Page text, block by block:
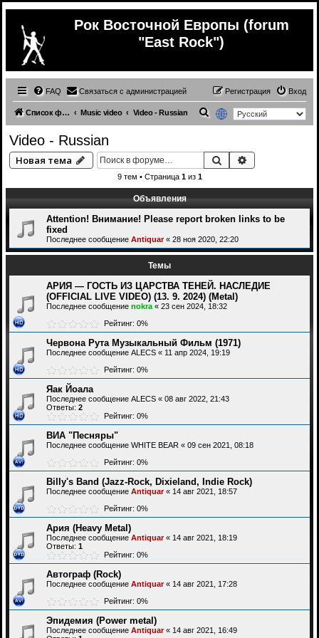
Рок Восточной Европы (forum
"East Rock")
FAQ Связаться с администрацией Вход
Регистрация
Список форумов Music video Video - Russian
с
Video - Russian
Новая тема Поиск
9 тем • Страница 1из 1
Объявления
Attention! Внимание! Please report broken links to be
fixed
Последнее сообщение Antiquar« 28 ноя 2020, 22:20
Темы
АРИЯ — ГОСТЬ ИЗ ЦАРСТВА ТЕНЕЙ. НАСЛЕДИЕ
(OFFICIAL LIVE VIDEO) (13. 9. 2024) (Metal)
Последнее сообщение nokra « 23 сен 2024, 18:32
Рейтинг: 0%
Червона Рута Музыкальный Фильм (1971)
Последнее сообщение ALECS « 11 апр 2024, 19:19
Рейтинг: 0%
Яак Йоала
Последнее сообщение ALECS « 08 авг 2022, 21:43
Ответы: 2
Рейтинг: 0%
ВИА "Песняры"
Последнее сообщение WHITE BEAR « 09 сен 2021, 08:18
Рейтинг: 0%
Billy's Band (Jazz-Rock, Dixieland, Indie Rock)
Последнее сообщение Antiquar« 14 авг 2021, 18:57
Рейтинг: 0%
Ария (Heavy Metal)
Последнее сообщение Antiquar« 14 авг 2021, 18:19
Ответы: 1
Рейтинг: 0%
Автограф (Rock)
Последнее сообщение Antiquar« 14 авг 2021, 17:28
Рейтинг: 0%
Эпидемия (Power metal)
Последнее сообщение Antiquar« 14 авг 2021, 16:49